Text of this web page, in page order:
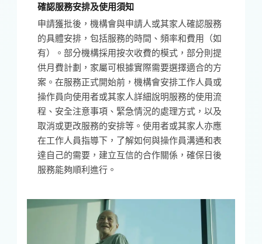
確認服務安排及使用須知
申請獲批後，機構會與申請人或其家人確認服務
的具體安排，包括服務的時間、頻率和費用（如
有）。部分機構採用按次收費的模式，部分則提
供月費計劃，家屬可根據實際需要選擇適合的方
案。在服務正式開始前，機構會安排工作人員或
操作員向使用者或其家人詳細說明服務的使用流
程、安全注意事項、緊急情況的處理方式，以及
取消或更改服務的安排等。使用者或其家人亦應
在工作人員指導下，了解如何與操作員溝通和表
達自己的需要，建立互信的合作關係，確保日後
服務能夠順利進行。